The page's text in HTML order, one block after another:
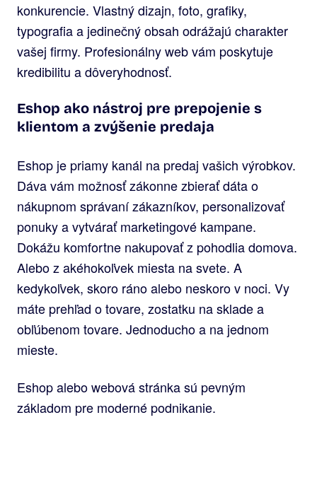
konkurencie. Vlastný dizajn, foto, grafiky,
typografia a jedinečný obsah odrážajú charakter
vašej firmy. Profesionálny web vám poskytuje
kredibilitu a dôveryhodnosť.
Eshop ako nástroj pre prepojenie s
klientom a zvýšenie predaja
Eshop je priamy kanál na predaj vašich výrobkov.
Dáva vám možnosť zákonne zbierať dáta o
nákupnom správaní zákazníkov, personalizovať
ponuky a vytvárať marketingové kampane.
Dokážu komfortne nakupovať z pohodlia domova.
Alebo z akéhokoľvek miesta na svete. A
kedykoľvek, skoro ráno alebo neskoro v noci. Vy
máte prehľad o tovare, zostatku na sklade a
obľúbenom tovare. Jednoducho a na jednom
mieste.
Eshop alebo webová stránka sú pevným
základom pre moderné podnikanie.